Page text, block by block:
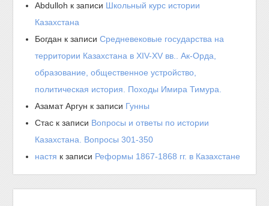
Abdulloh к записи Школьный курс истории
Казахстана
Богдан к записиСредневековые государства на
территории Казахстана в XIV-XV вв.. Ак-Орда,
образование, общественное устройство,
политическая история. Походы Имира Тимура.
Азамат Аргун к записи Гунны
Стас к записи Вопросы и ответы по истории
Казахстана. Вопросы 301-350
настя к записи Реформы 1867-1868 гг. в Казахстане